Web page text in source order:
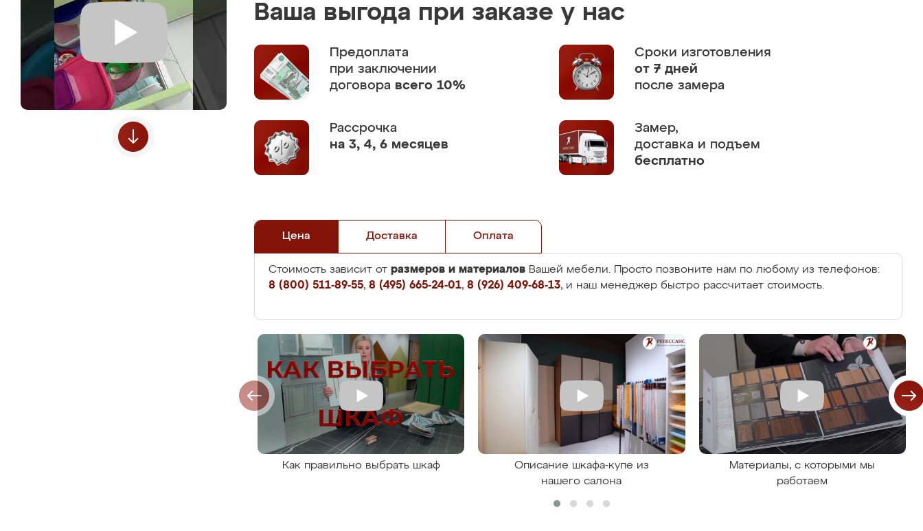
Ваша выгода при заказе у нас
Предоплата
при заключении
договора всего 10%
Сроки изготовления
от 7 дней
после замера
Рассрочка
на 3, 4, 6 месяцев
Замер,
доставка и подъем
бесплатно
Цена Доставка Оплата
Стоимость зависит от размеров и материалов Вашей мебели. Просто позвоните нам по любому из телефонов:
8 (800) 511-89-55, 8 (495) 665-24-01, 8 (926) 409-68-13, и наш менеджер быстро рассчитает стоимость.
Как правильно выбрать шкаф
Описание шкафа-купе из
нашего салона
Материалы, с которыми мы
работаем